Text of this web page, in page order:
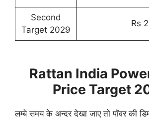
Second
Target 2029
Rs
Rattan India
Price Target
लम्बे समय के अन्दर देखा जाए तो पॉवर की